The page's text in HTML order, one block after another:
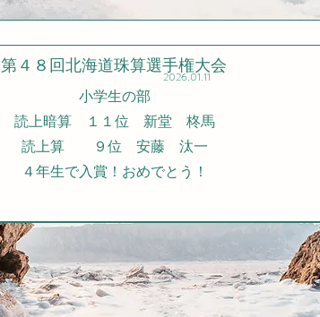
​第４８回北海道珠算選手権大会
2026.01.11
小学生の部
読上暗算 １１位 新堂 柊馬
​読上算 ９位 安藤 汰一
​４年生で入賞！おめでとう！